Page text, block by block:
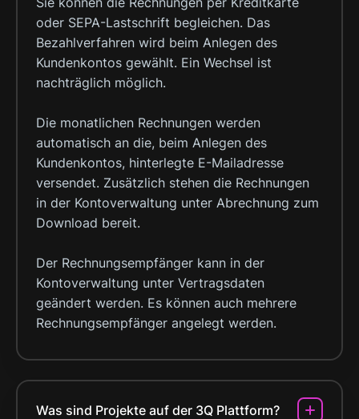
oder SEPA-Lastschrift begleichen. Das
Bezahlverfahren wird beim Anlegen des
Kundenkontos gewählt. Ein Wechsel ist
nachträglich möglich.
Die monatlichen Rechnungen werden
automatisch an die, beim Anlegen des
Kundenkontos, hinterlegte E-Mailadresse
versendet. Zusätzlich stehen die Rechnungen
in der Kontoverwaltung unter Abrechnung zum
Download bereit.
Der Rechnungsempfänger kann in der
Kontoverwaltung unter Vertragsdaten
geändert werden. Es können auch mehrere
Rechnungsempfänger angelegt werden.
Was sind Projekte auf der 3Q Plattform?